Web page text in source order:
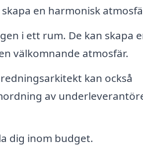
en harmonisk
i ett rum. De kan skapa
välkomnande atmosfär.
kan också
av
dig inom budget.